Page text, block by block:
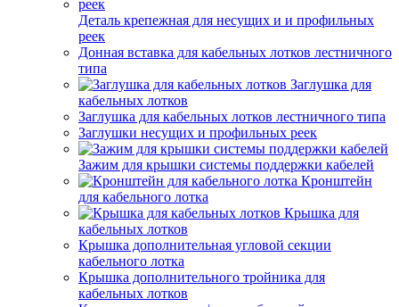
Деталь крепежная для несущих и и профильных
реек
Донная вставка для кабельных лотков лестничного
типа
Заглушка для
кабельных лотков
Заглушка для кабельных лотков лестничного типа
Заглушки несущих и профильных реек
Зажим для крышки системы поддержки кабелей
Кронштейн
для кабельного лотка
Крышка для
кабельных лотков
Крышка дополнительная угловой секции
кабельного лотка
Крышка дополнительного тройника для
кабельных лотков